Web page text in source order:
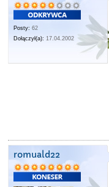
Posty: 62
Dołączył(a): 17.04.2002
romuald22